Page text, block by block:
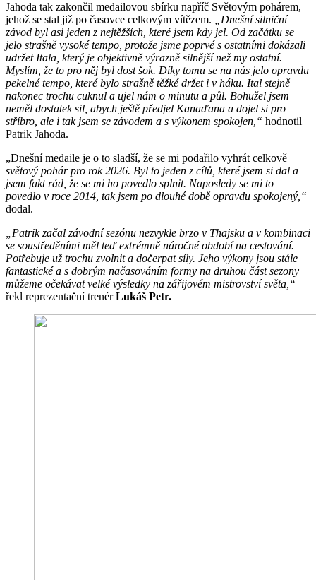
Jahoda tak zakončil medailovou sbírku napříč Světovým pohárem,
jehož se stal již po časovce celkovým vítězem.
„Dnešní silniční
závod byl asi jeden z nejtěžších, které jsem kdy jel. Od začátku se
jelo strašně vysoké tempo, protože jsme poprvé s ostatními dokázali
udržet Itala, který je objektivně výrazně silnější než my ostatní.
Myslím, že to pro něj byl dost šok. Díky tomu se na nás jelo opravdu
pekelné tempo, které bylo strašně těžké držet i v háku. Ital stejně
nakonec trochu cuknul a ujel nám o minutu a půl. Bohužel jsem
neměl dostatek sil, abych ještě předjel Kanaďana a dojel si pro
stříbro, ale i tak jsem se závodem a s výkonem spokojen,“ hodnotil
Patrik Jahoda.
„Dnešní medaile je o to sladší, že se mi podařilo vyhrát celkově
světový pohár pro rok 2026. Byl to jeden z cílů, které jsem si dal a
jsem fakt rád, že se mi ho povedlo splnit. Naposledy se mi to
povedlo v roce 2014, tak jsem po dlouhé době opravdu spokojený,“
dodal.
„Patrik začal závodní sezónu nezvykle brzo v Thajsku a v kombinaci
se soustředěními měl teď extrémně náročné období na cestování.
Potřebuje už trochu zvolnit a dočerpat síly. Jeho výkony jsou stále
fantastické a s dobrým načasováním formy na druhou část sezony
můžeme očekávat velké výsledky na zářijovém mistrovství světa,“
řekl reprezentační trenérLukáš Petr.